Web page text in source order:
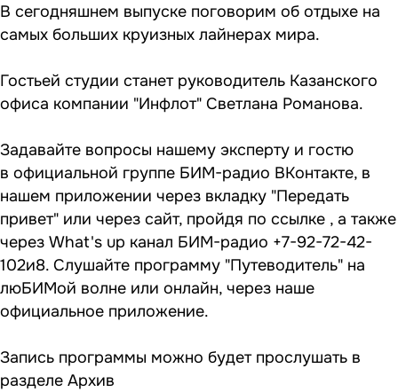
В сегодняшнем выпуске поговорим об отдыхе на
самых больших круизных лайнерах мира.
Гостьей студии станет руководитель Казанского
офиса компании "Инфлот" Светлана Романова.
Задавайте вопросы нашему эксперту и гостю
в официальной группе БИМ-радио ВКонтакте, в
нашем приложении через вкладку "Передать
привет" или через сайт, пройдя по ссылке , а также
через What's up канал БИМ-радио +7-92-72-42-
102и8. Слушайте программу "Путеводитель" на
люБИМой волне или онлайн, через наше
официальное приложение.
Запись программы можно будет прослушать в
разделе Архив